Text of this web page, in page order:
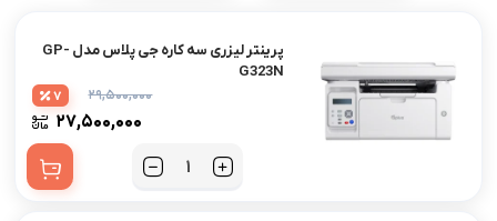
پرینتر لیزری سه کاره جی پلاس مدل GP-
G323N
۲۹,۵۰۰,۰۰۰
۲۷,۵۰۰,۰۰۰
7